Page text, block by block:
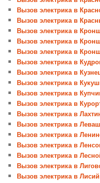
Вызов электрика в
Вызов электрика в
Вызов электрика в
Вызов электрика в
Вызов электрика в
Вызов электрика в
Вызов электрика в
Вызов электрика в
Вызов электрика в
Вызов электрика в
Вызов электрика в
Вызов электрика в
Вызов электрика в
Вызов электрика в
Вызов электрика в
Вызов электрика в
Вызов электрика в